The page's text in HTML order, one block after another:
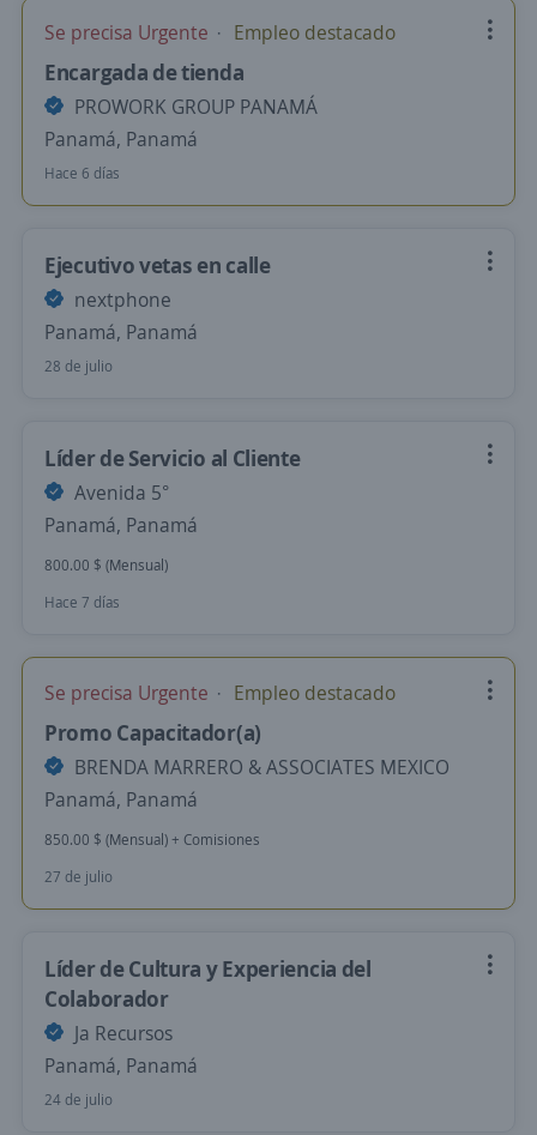
Se precisa Urgente Empleo destacado
Encargada de tienda
PROWORK GROUP PANAMÁ
Panamá, Panamá
Hace 6 días
Ejecutivo vetas en calle
nextphone
Panamá, Panamá
28 de julio
Líder de Servicio al Cliente
Avenida 5°
Panamá, Panamá
800.00 $ (Mensual)
Hace 7 días
Se precisa Urgente Empleo destacado
Promo Capacitador(a)
BRENDA MARRERO & ASSOCIATES MEXICO
Panamá, Panamá
850.00 $ (Mensual) + Comisiones
27 de julio
Líder de Cultura y Experiencia del
Colaborador
Ja Recursos
Panamá, Panamá
24 de julio